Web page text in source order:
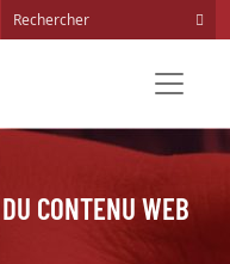
CONTENU WEB